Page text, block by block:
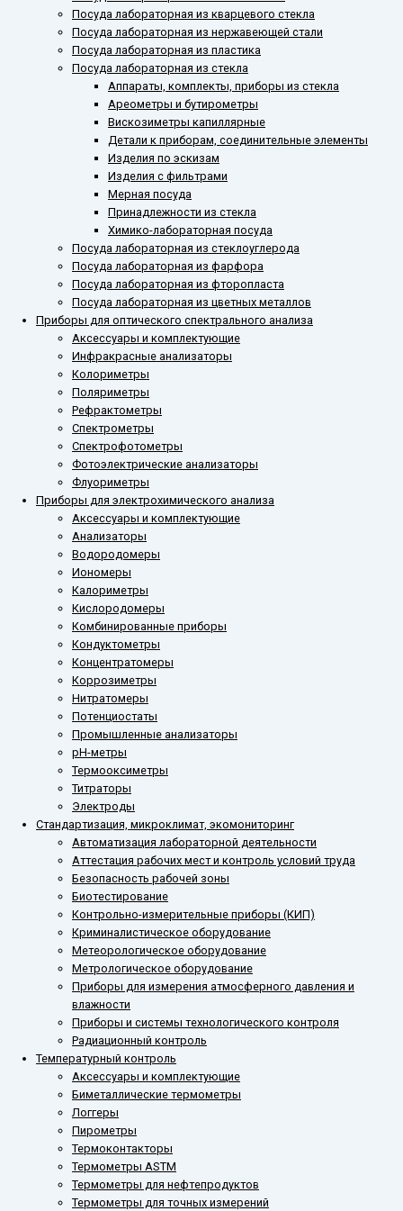
Посуда лабораторная из кварцевого стекла
Посуда лабораторная из нержавеющей стали
Посуда лабораторная из пластика
Посуда лабораторная из стекла
Аппараты, комплекты, приборы из стекла
Ареометры и бутирометры
Вискозиметры капиллярные
Детали к приборам, соединительные элементы
Изделия по эскизам
Изделия с фильтрами
Мерная посуда
Принадлежности из стекла
Химико-лабораторная посуда
Посуда лабораторная из стеклоуглерода
Посуда лабораторная из фарфора
Посуда лабораторная из фторопласта
Посуда лабораторная из цветных металлов
Приборы для оптического спектрального анализа
Аксессуары и комплектующие
Инфракрасные анализаторы
Колориметры
Поляриметры
Рефрактометры
Спектрометры
Спектрофотометры
Фотоэлектрические анализаторы
Флуориметры
Приборы для электрохимического анализа
Аксессуары и комплектующие
Анализаторы
Водородомеры
Иономеры
Калориметры
Кислородомеры
Комбинированные приборы
Кондуктометры
Концентратомеры
Коррозиметры
Нитратомеры
Потенциостаты
Промышленные анализаторы
рН-метры
Термооксиметры
Титраторы
Электроды
Стандартизация, микроклимат, экомониторинг
Автоматизация лабораторной деятельности
Аттестация рабочих мест и контроль условий труда
Безопасность рабочей зоны
Биотестирование
Контрольно-измерительные приборы (КИП)
Криминалистическое оборудование
Метеорологическое оборудование
Метрологическое оборудование
Приборы для измерения атмосферного давления и
влажности
Приборы и системы технологического контроля
Радиационный контроль
Температурный контроль
Аксессуары и комплектующие
Биметаллические термометры
Логгеры
Пирометры
Термоконтакторы
Термометры ASTM
Термометры для нефтепродуктов
Термометры для точных измерений